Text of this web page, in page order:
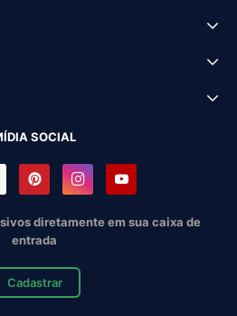
SOCIAL
diretamente em sua caixa de
entrada
Cadastrar